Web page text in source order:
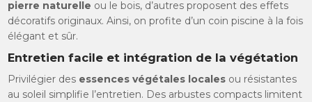
pierre naturelle ou le bois, d’autres proposent des effets
décoratifs originaux. Ainsi, on profite d’un coin piscine à la fois
élégant et sûr.
Entretien facile et intégration de la végétation
Privilégier des essences végétales locales ou résistantes
au soleil simplifie l’entretien. Des arbustes compacts limitent